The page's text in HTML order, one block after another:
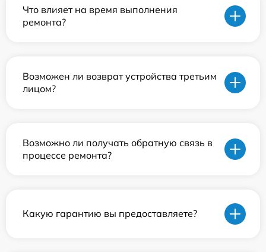
Что влияет на время выполнения
ремонта?
Возможен ли возврат устройства третьим
лицом?
Возможно ли получать обратную связь в
процессе ремонта?
Какую гарантию вы предоставляете?